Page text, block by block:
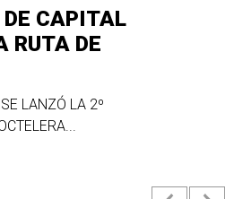
CAPITAL
RUTA DE
LANZÓ LA 2º